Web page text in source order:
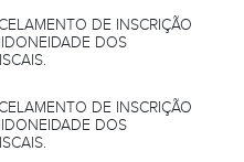
DE INSCRIÇÃO
DOS
DE INSCRIÇÃO
DOS